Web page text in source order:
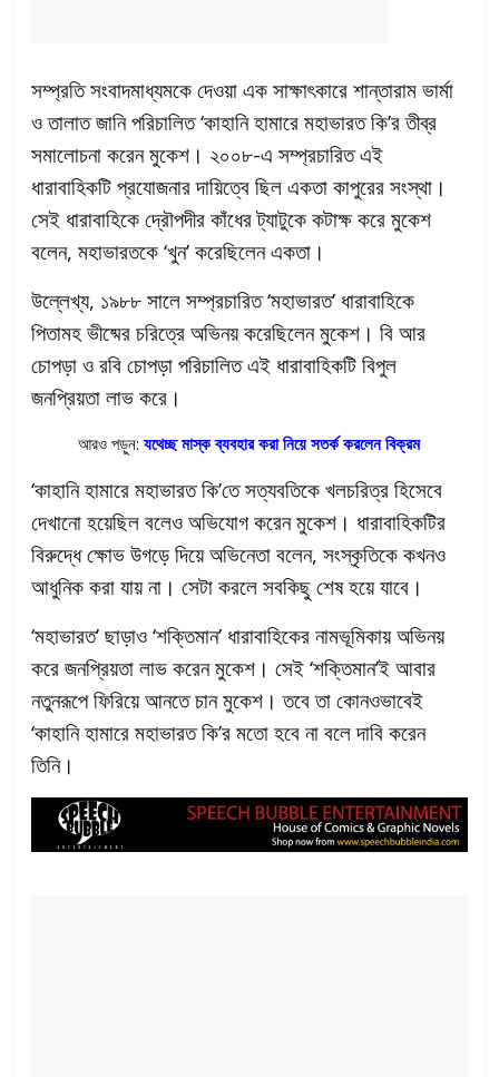
সম্প্রতি সংবাদমাধ্যমকে দেওয়া এক সাক্ষাৎকারে শান্তারাম ভার্মা
ও তালাত জানি পরিচালিত ‘কাহানি হামারে মহাভারত কি’র তীব্র
সমালোচনা করেন মুকেশ। ২০০৮-এ সম্প্রচারিত এই
ধারাবাহিকটি প্রযোজনার দায়িত্বে ছিল একতা কাপুরের সংস্থা।
সেই ধারাবাহিকে দ্রৌপদীর কাঁধের ট্যাটুকে কটাক্ষ করে মুকেশ
বলেন, মহাভারতকে ‘খুন’ করেছিলেন একতা।
উল্লেখ্য, ১৯৮৮ সালে সম্প্রচারিত ‘মহাভারত’ ধারাবাহিকে
পিতামহ ভীষ্মের চরিত্রে অভিনয় করেছিলেন মুকেশ। বি আর
চোপড়া ও রবি চোপড়া পরিচালিত এই ধারাবাহিকটি বিপুল
জনপ্রিয়তা লাভ করে।
আরও পড়ুন:যথেচ্ছ মাস্ক ব্যবহার করা নিয়ে সতর্ক করলেন বিক্রম
‘কাহানি হামারে মহাভারত কি’তে সত্যবতিকে খলচরিত্র হিসেবে
দেখানো হয়েছিল বলেও অভিযোগ করেন মুকেশ। ধারাবাহিকটির
বিরুদ্ধে ক্ষোভ উগড়ে দিয়ে অভিনেতা বলেন, সংস্কৃতিকে কখনও
আধুনিক করা যায় না। সেটা করলে সবকিছু শেষ হয়ে যাবে।
‘মহাভারত’ ছাড়াও ‘শক্তিমান’ ধারাবাহিকের নামভূমিকায় অভিনয়
করে জনপ্রিয়তা লাভ করেন মুকেশ। সেই ‘শক্তিমান’ই আবার
নতুনরূপে ফিরিয়ে আনতে চান মুকেশ। তবে তা কোনওভাবেই
‘কাহানি হামারে মহাভারত কি’র মতো হবে না বলে দাবি করেন
তিনি।